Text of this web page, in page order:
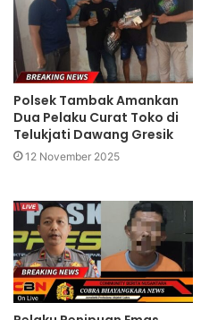
Polsek Tambak Amankan
Dua Pelaku Curat Toko di
Telukjati Dawang Gresik
12 November 2025